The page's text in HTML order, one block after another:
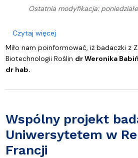
Ostatnia modyfikacja:
Czytaj więcejo Praca z udziałem dr
Miło nam poinformować, iż badaczki z
Biotechnologii Roślin dr Weronika
dr hab.
Wspólny projekt
Uniwersytetem w
Francji